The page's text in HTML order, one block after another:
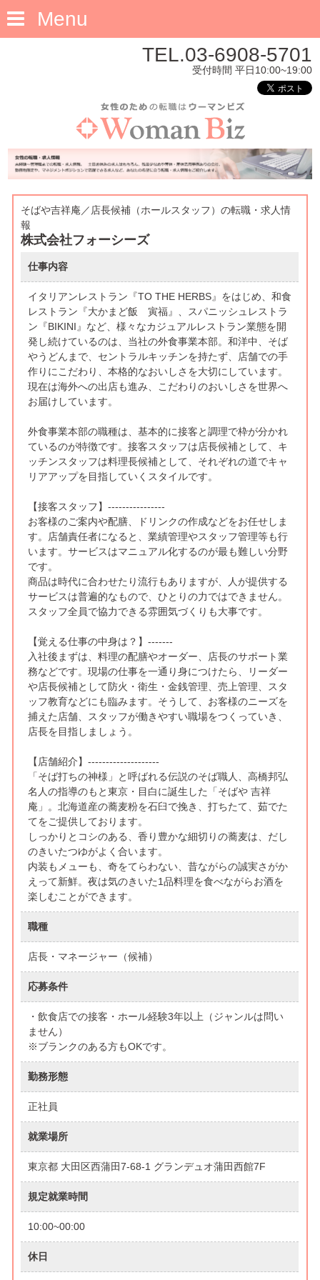
Menu
TEL.03-6908-5701
受付時間 平日10:00~19:00
そばや吉祥庵／店長候補（ホールスタッフ）の転職・求人情
報
株式会社フォーシーズ
仕事内容
イタリアンレストラン『TO THE HERBS』をはじめ、和食
レストラン『大かまど飯 寅福』、スパニッシュレストラ
ン『BIKINI』など、様々なカジュアルレストラン業態を開
発し続けているのは、当社の外食事業本部。和洋中、そば
やうどんまで、セントラルキッチンを持たず、店舗での手
作りにこだわり、本格的なおいしさを大切にしています。
現在は海外への出店も進み、こだわりのおいしさを世界へ
お届けしています。
外食事業本部の職種は、基本的に接客と調理で枠が分かれ
ているのが特徴です。接客スタッフは店長候補として、キ
ッチンスタッフは料理長候補として、それぞれの道でキャ
リアアップを目指していくスタイルです。
【接客スタッフ】----------------
お客様のご案内や配膳、ドリンクの作成などをお任せしま
す。店舗責任者になると、業績管理やスタッフ管理等も行
います。サービスはマニュアル化するのが最も難しい分野
です。
商品は時代に合わせたり流行もありますが、人が提供する
サービスは普遍的なもので、ひとりの力ではできません。
スタッフ全員で協力できる雰囲気づくりも大事です。
【覚える仕事の中身は？】-------
入社後まずは、料理の配膳やオーダー、店長のサポート業
務などです。現場の仕事を一通り身につけたら、リーダー
や店長候補として防火・衛生・金銭管理、売上管理、スタ
ッフ教育などにも臨みます。そうして、お客様のニーズを
捕えた店舗、スタッフが働きやすい職場をつくっていき、
店長を目指しましょう。
【店舗紹介】--------------------
「そば打ちの神様」と呼ばれる伝説のそば職人、高橋邦弘
名人の指導のもと東京・目白に誕生した「そばや 吉祥
庵」。北海道産の蕎麦粉を石臼で挽き、打ちたて、茹でた
てをご提供しております。
しっかりとコシのある、香り豊かな細切りの蕎麦は、だし
のきいたつゆがよく合います。
内装もメューも、奇をてらわない、昔ながらの誠実さがか
えって新鮮。夜は気のきいた1品料理を食べながらお酒を
楽しむことができます。
職種
店長・マネージャー（候補）
応募条件
・飲食店での接客・ホール経験3年以上（ジャンルは問い
ません）
※ブランクのある方もOKです。
勤務形態
正社員
就業場所
東京都 大田区西蒲田7-68-1 グランデュオ蒲田西館7F
規定就業時間
10:00~00:00
休日